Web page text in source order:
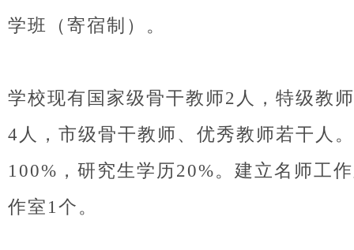
学班（寄宿制）。
学校现有国家级骨干教师2人，特级教
4人，市级骨干教师、优秀教师若干人
100%，研究生学历20%。建立名师工
作室1个。